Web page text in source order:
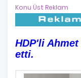
Konu Üst Reklam
HDP'li Ahmet
etti.